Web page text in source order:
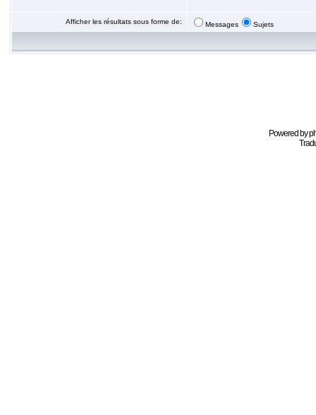
Afficher les résultats sous forme de: Messages Sujets
Powered by